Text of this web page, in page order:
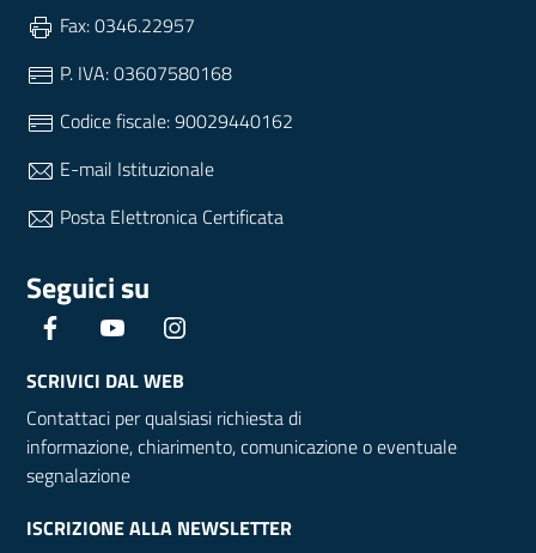
Fax: 0346.22957
P. IVA: 03607580168
Codice fiscale: 90029440162
E-mail Istituzionale
Posta Elettronica Certificata
Seguici su
Facebook YouTube
SCRIVICI DAL WEB
Contattaci per qualsiasi richiesta di
informazione, chiarimento, comunicazione o eventuale
segnalazione
ISCRIZIONE ALLA NEWSLETTER